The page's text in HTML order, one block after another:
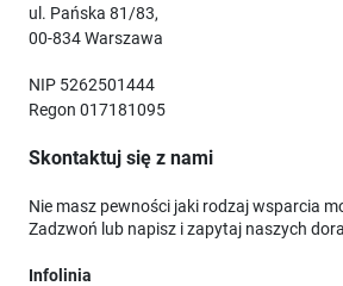
ul. Pańska 81/83,
00-834 Warszawa
NIP 5262501444
Regon 017181095
Skontaktuj się z nami
Nie masz pewności jaki rodzaj wsparcia
Zadzwoń lub napisz i zapytaj naszych
Infolinia